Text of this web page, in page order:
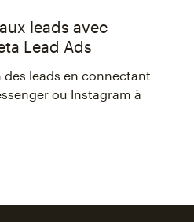
leads avec
Lead Ads
des leads en connectant
ou Instagram à